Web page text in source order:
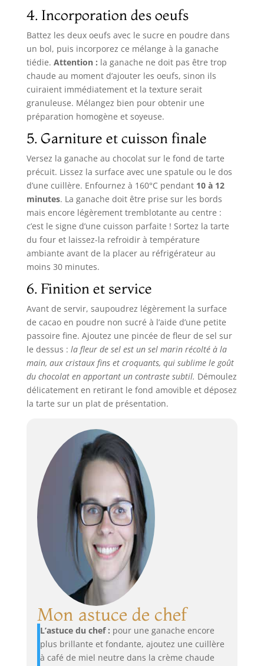
4. Incorporation des oeufs
Battez les deux oeufs avec le sucre en poudre dans
un bol, puis incorporez ce mélange à la ganache
tiédie. Attention : la ganache ne doit pas être trop
chaude au moment d’ajouter les oeufs, sinon ils
cuiraient immédiatement et la texture serait
granuleuse. Mélangez bien pour obtenir une
préparation homogène et soyeuse.
5. Garniture et cuisson finale
Versez la ganache au chocolat sur le fond de tarte
précuit. Lissez la surface avec une spatule ou le dos
d’une cuillère. Enfournez à 160°C pendant 10 à 12
minutes. La ganache doit être prise sur les bords
mais encore légèrement tremblotante au centre :
c’est le signe d’une cuisson parfaite ! Sortez la tarte
du four et laissez-la refroidir à température
ambiante avant de la placer au réfrigérateur au
moins 30 minutes.
6. Finition et service
Avant de servir, saupoudrez légèrement la surface
de cacao en poudre non sucré à l’aide d’une petite
passoire fine. Ajoutez une pincée de fleur de sel sur
le dessus : la fleur de sel est un sel marin récolté à la
main, aux cristaux fins et croquants, qui sublime le goût
du chocolat en apportant un contraste subtil. Démoulez
délicatement en retirant le fond amovible et déposez
la tarte sur un plat de présentation.
Mon astuce de chef
L’astuce du chef : pour une ganache encore
plus brillante et fondante, ajoutez une cuillère
à café de miel neutre dans la crème chaude